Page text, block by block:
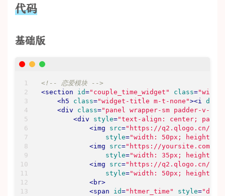
代码
基础版
<!-- 恋爱模块 -->
<section id="couple_time_widget" class=
<h5 class="widget-title m-t-none"><i
<div class="panel wrapper-sm padder-v-
<div style="text-align: center;
<img src="https://q2.qlogo.cn/
style="width: 50px; height:
<img src="https://yoursite.com/
style="width: 35px; height:
<img src="https://q2.qlogo.cn/
style="width: 50px; height:
<br>
<span id="htmer_time" style=